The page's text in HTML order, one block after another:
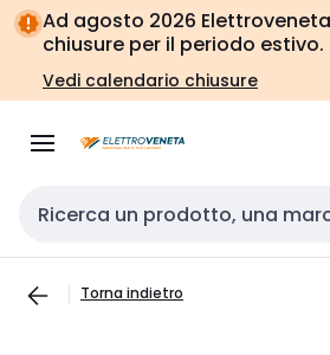
Vai alla
navigazione
Vai
alla
pagina
Ad agosto 2026
chiusure per il periodo estivo.
Vedi calendario chiusure
Cerca input
Torna indietro